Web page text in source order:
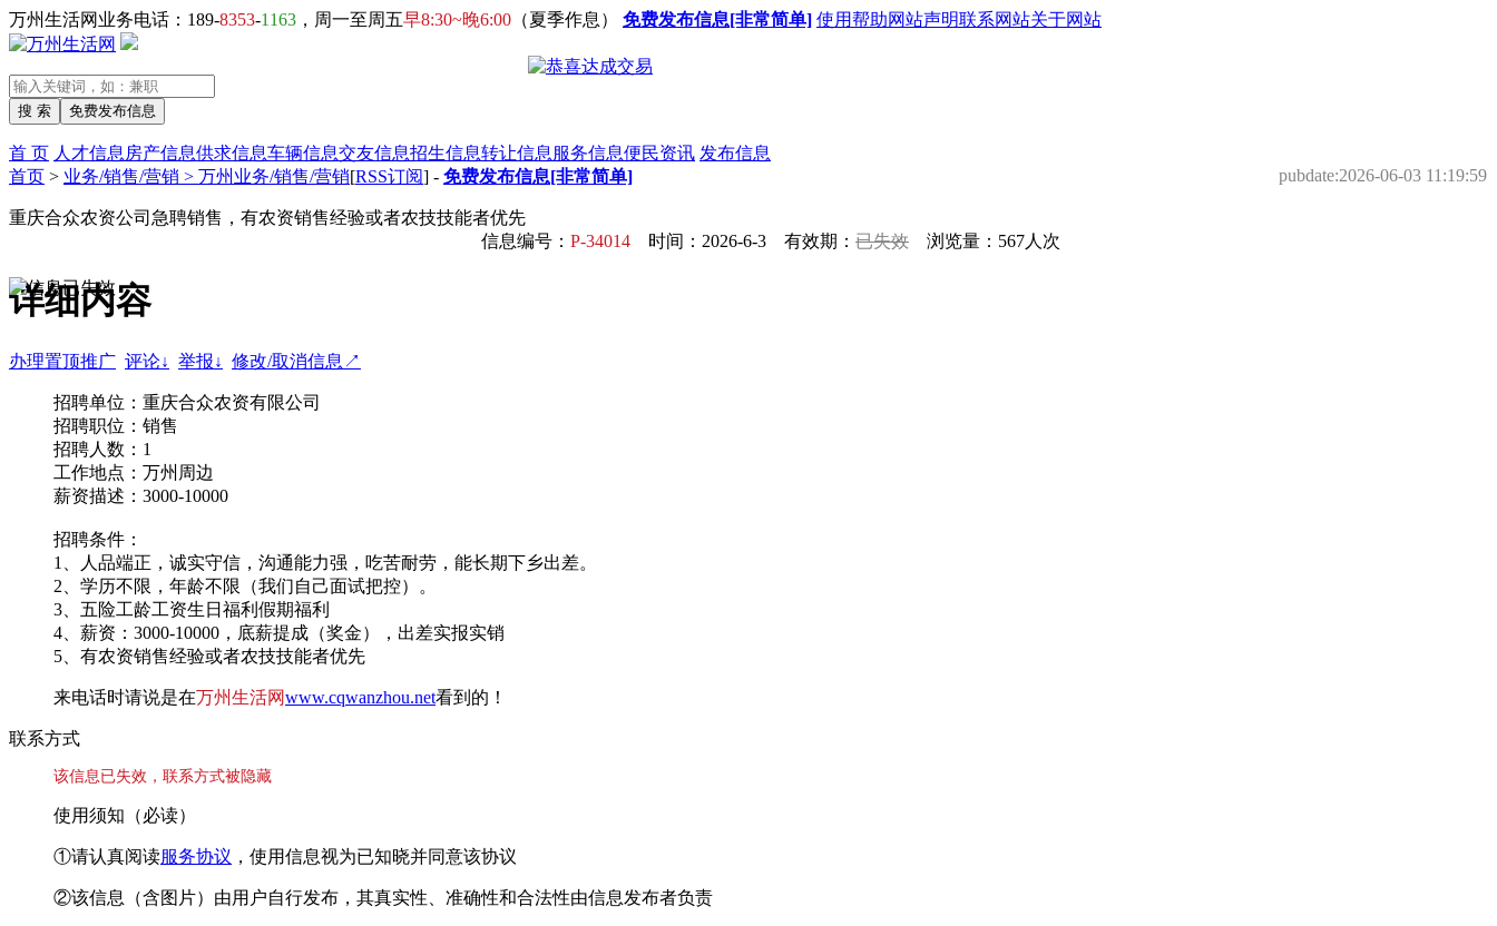
万州生活网业务电话：189-8353-1163 ，周一至周五早8:30~晚6:00 （夏季作息） 免费发布信息[非常简单] 使用帮助网站声明联系网站关于网站
首 页 人才信息 房产信息供求信息车辆信息交友信息招生信息转让信息 服务信息便民资讯 发布信息
首页 > 业务/销售/营销 > 万州业务/销售/营销[RSS订阅] - 免费发布信息[非常简单] pubdate:2026-06-03 11:19:59
重庆合众农资公司急聘销售，有农资销售经验或者农技技能者优先
信息编号： P-34014 时间：2026-6-3 有效期： 已失效 浏览量：567人次
详细内容
办理置顶推广 评论↓ 举报↓ 修改/取消信息↗
招聘单位：重庆合众农资有限公司
招聘职位：销售
招聘人数：1
工作地点：万州周边
薪资描述：3000-10000
招聘条件：
1、人品端正，诚实守信，沟通能力强，吃苦耐劳，能长期下乡出差。
2、学历不限，年龄不限（我们自己面试把控）。
3、五险工龄工资生日福利假期福利
4、薪资：3000-10000，底薪提成（奖金），出差实报实销
5、有农资销售经验或者农技技能者优先
来电话时请说是在万州生活网www.cqwanzhou.net看到的！
联系方式
该信息已失效，联系方式被隐藏
使用须知（必读）
①请认真阅读服务协议 ，使用信息视为已知晓并同意该协议
②该信息（含图片）由用户自行发布，其真实性、准确性和合法性由信息发布者负责